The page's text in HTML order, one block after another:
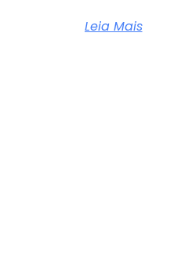
Leia Mais